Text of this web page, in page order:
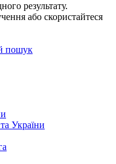
результату.
або скористайтеся
пошук
України